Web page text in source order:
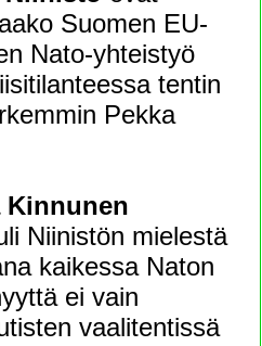
Suomen EU-
Nato-yhteistyö
tentin
Pekka
Kinnunen
Niinistön mielestä
kaikessa Naton
ei vain
vaalitentissä